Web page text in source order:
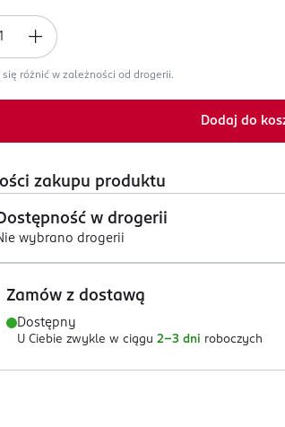
się różnić w zależności od drogerii.
Dodaj do
zakupu produktu
w drogerii
wybrano drogerii
Zamów z dostawą
Dostępny
U Ciebie zwykle w ciągu 2-3 dni roboczych